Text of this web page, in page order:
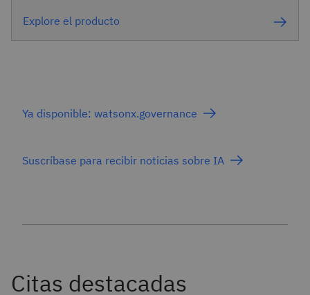
Explore el producto
Ya disponible: watsonx.governance
Suscríbase para recibir noticias sobre IA